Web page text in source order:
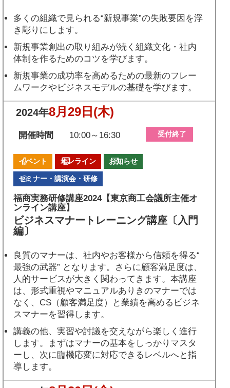
多くの組織で見られる“新規事業”の失敗要因を浮
き彫りにします。
新規事業創出の取り組みが続く組織文化・社内
体制を作るためのコツを学びます。
新規事業の成功率を高めるための最新のフレー
ムワークやビジネスモデルの基礎を学びます。
2024年8月29日 (木)
開催時間 10:00～16:30 受付終了
イベント オンライン お知らせ
セミナー・講演会・研修
福商実務研修講座2024【東京商工会議所主催オ
ンライン講座】
ビジネスマナートレーニング講座〔入門
編〕
良質のマナーは、社内やお客様から信頼を得る“
最強の武器” となります。さらに顧客満足度は、
人的サービスが大きく関わってきます。本講座
は、形式重視やマニュアルありきのマナーでは
なく、CS（顧客満足度）と業績を高めるビジネ
スマナーを習得します。
講義の他、実習や討議を交えながら楽しく進行
します。まずはマナーの基本をしっかりマスタ
ーし、次に臨機応変に対応できるレベルへと指
導します。